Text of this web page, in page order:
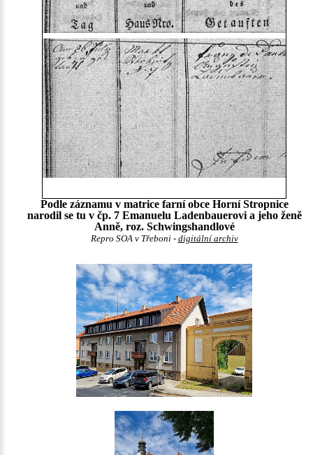
Podle záznamu v matrice farní obce Horní Stropnice
narodil se tu v čp. 7 Emanuelu Ladenbauerovi a jeho ženě
Anně, roz. Schwingshandlové
Repro SOA v Třeboni - digitální archiv